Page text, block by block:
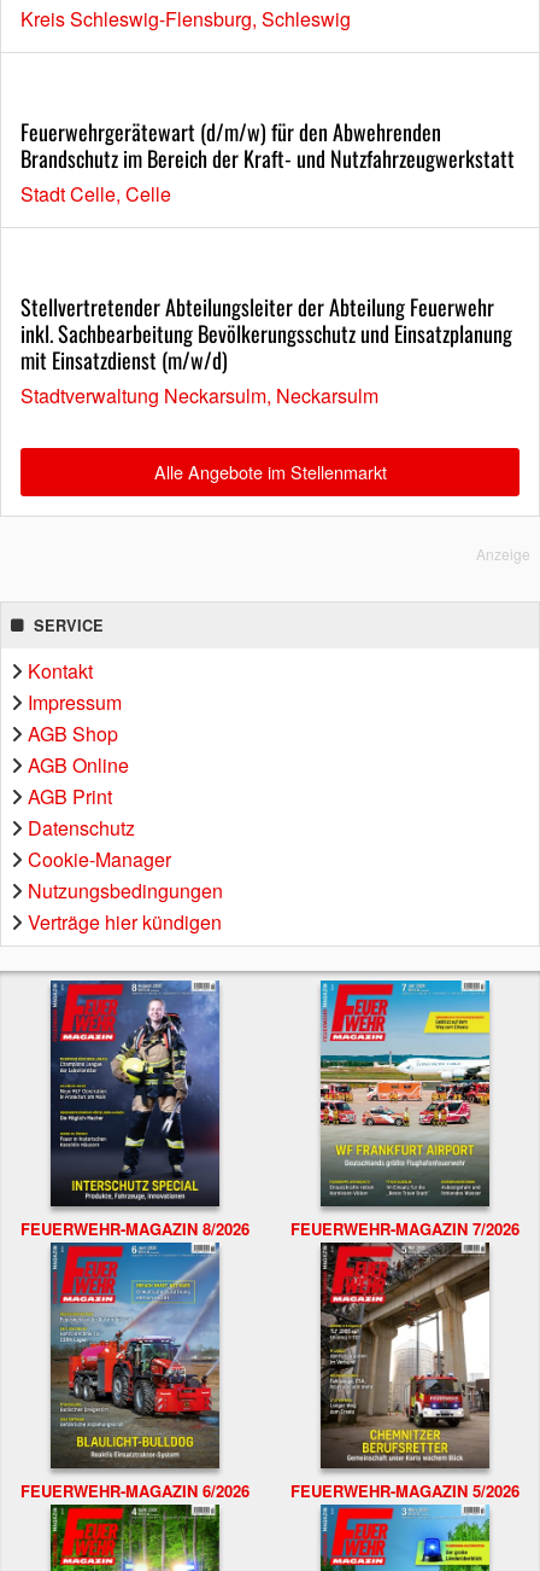
Kreis Schleswig-Flensburg, Schleswig
Feuerwehrgerätewart (d/m/w) für den Abwehrenden
Brandschutz im Bereich der Kraft- und Nutzfahrzeugwerkstatt
Stadt Celle, Celle
Stellvertretender Abteilungsleiter der Abteilung Feuerwehr
inkl. Sachbearbeitung Bevölkerungsschutz und Einsatzplanung
mit Einsatzdienst (m/w/d)
Stadtverwaltung Neckarsulm, Neckarsulm
Alle Angebote im Stellenmarkt
Anzeige
SERVICE
Kontakt
Impressum
AGB Shop
AGB Online
AGB Print
Datenschutz
Cookie-Manager
Nutzungsbedingungen
Verträge hier kündigen
FEUERWEHR-MAGAZIN 8/2026 FEUERWEHR-MAGAZIN 7/2026
FEUERWEHR-MAGAZIN 6/2026 FEUERWEHR-MAGAZIN 5/2026